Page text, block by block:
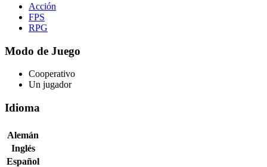
Acción
FPS
RPG
Modo de Juego
Cooperativo
Un jugador
Idioma
Alemán
Inglés
Español